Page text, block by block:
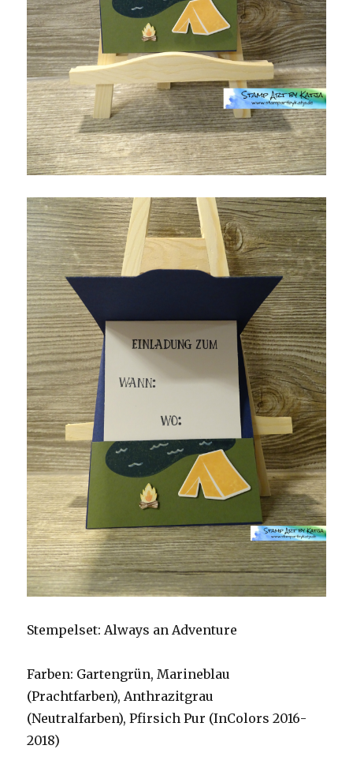
Stempelset: Always an Adventure
Farben: Gartengrün, Marineblau
(Prachtfarben), Anthrazitgrau
(Neutralfarben), Pfirsich Pur (InColors 2016-
2018)